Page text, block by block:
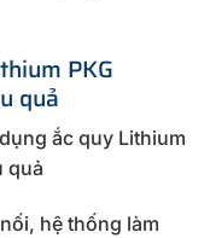
PKG
quả
ắc quy Lithium
quả
hệ thống làm